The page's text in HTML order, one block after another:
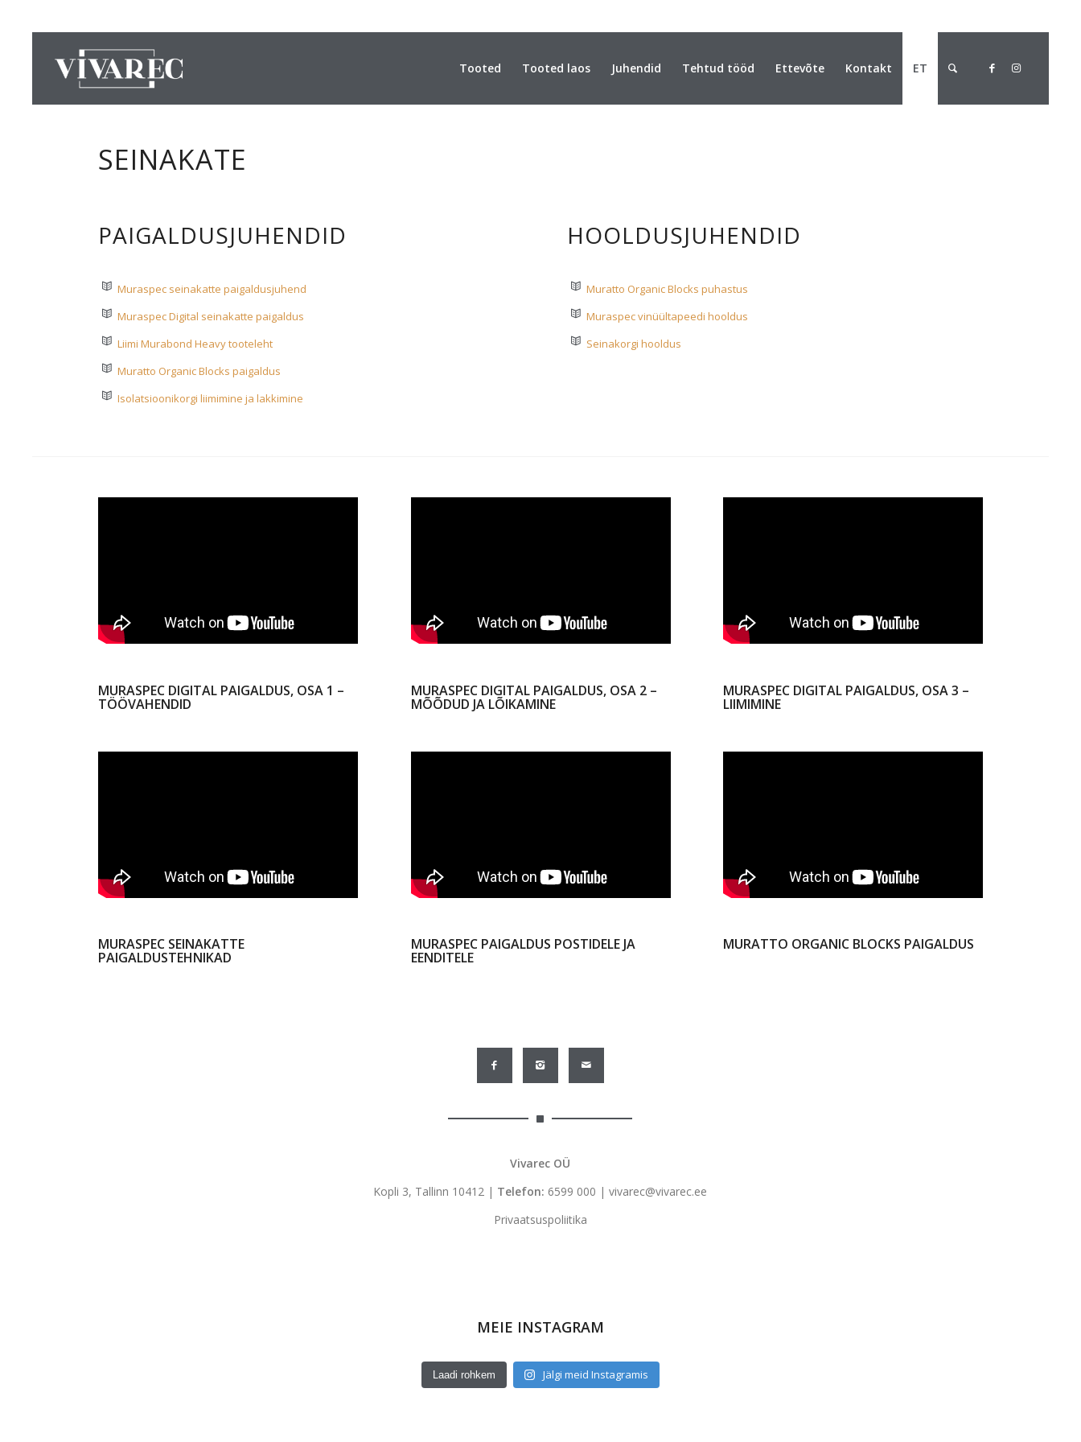
Tooted Tooted laos Juhendid Tehtud tööd Ettevõte Kontakt ET
SEINAKATE
PAIGALDUSJUHENDID
Muraspec seinakatte paigaldusjuhend
Muraspec Digital seinakatte paigaldus
Liimi Murabond Heavy tooteleht
Muratto Organic Blocks paigaldus
Isolatsioonikorgi liimimine ja lakkimine
HOOLDUSJUHENDID
Muratto Organic Blocks puhastus
Muraspec vinüültapeedi hooldus
Seinakorgi hooldus
MURASPEC DIGITAL PAIGALDUS, OSA 1 –
TÖÖVAHENDID
MURASPEC DIGITAL PAIGALDUS, OSA 2 –
MÕÕDUD JA LÕIKAMINE
MURASPEC DIGITAL PAIGALDUS, OSA 3 –
LIIMIMINE
MURASPEC SEINAKATTE
PAIGALDUSTEHNIKAD
MURASPEC PAIGALDUS POSTIDELE JA
EENDITELE
MURATTO ORGANIC BLOCKS PAIGALDUS
Vivarec OÜ
Kopli 3, Tallinn 10412 | Telefon: 6599 000 |vivarec@vivarec.ee
Privaatsuspoliitika
MEIE INSTAGRAM
Laadi rohkem Jälgi meid Instagramis